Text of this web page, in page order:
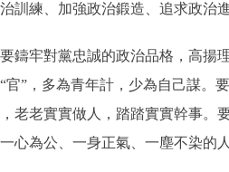
訓練、加強政治鍛造、追求政治
牢對黨忠誠的政治品格，高揚
官”，多為青年計，少為自己謀
老老實實做人，踏踏實實幹事。
心為公、一身正氣、一塵不染的人